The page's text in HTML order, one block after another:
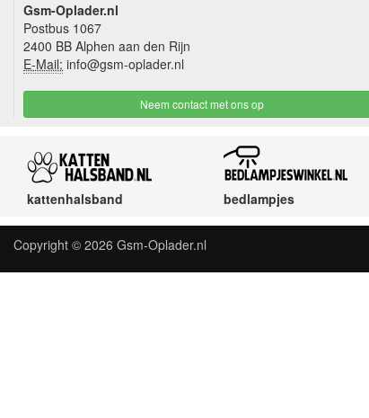
Gsm-Oplader.nl
Postbus 1067
2400 BB Alphen aan den Rijn
E-Mail: info@gsm-oplader.nl
Neem contact met ons op
kattenhalsband bedlampjes
Copyright © 2026 Gsm-Oplader.nl